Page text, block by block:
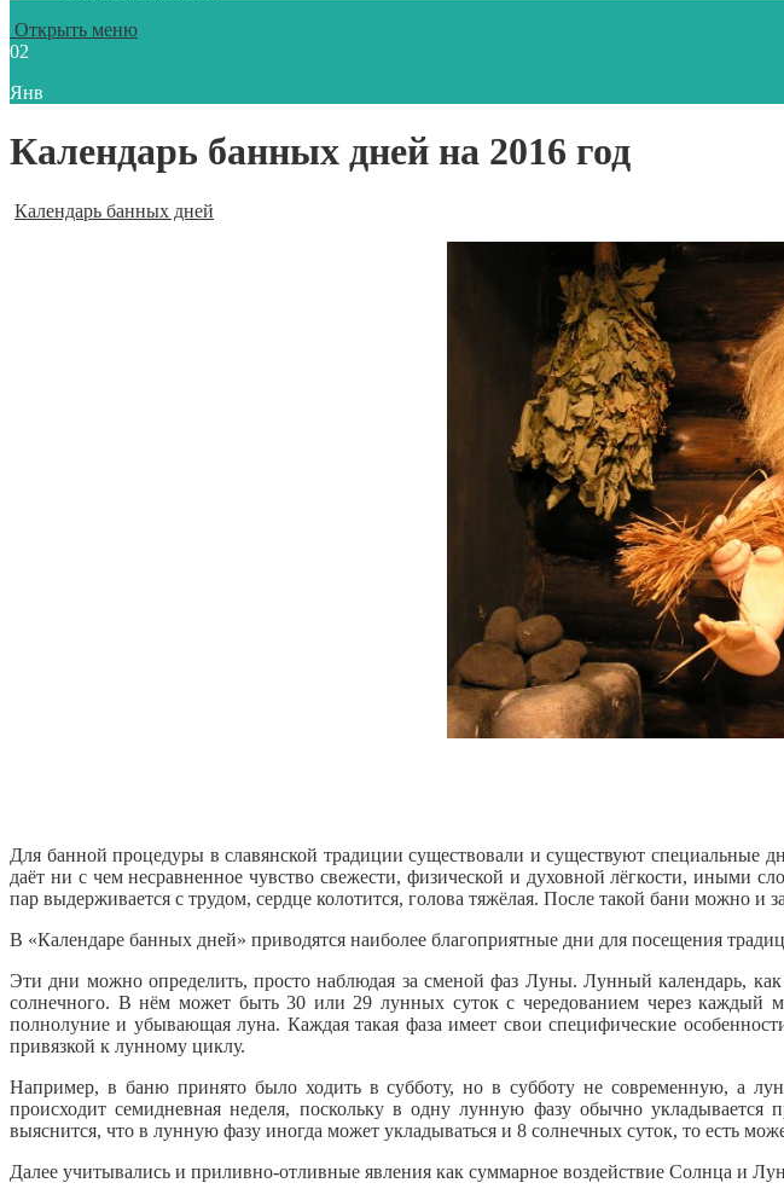
Открыть меню
02
Янв
Календарь банных дней на 2016 год
Календарь банных дней
Для банной процедуры в славянской традиции существовали и существуют специальные
даёт ни с чем несравненное чувство свежести, физической и духовной лёгкости, иными
пар выдерживается с трудом, сердце колотится, голова тяжёлая. После такой бани можно и
В «Календаре банных дней» приводятся наиболее благоприятные дни для посещения
Эти дни можно определить, просто наблюдая за сменой фаз Луны. Лунный календарь,
солнечного. В нём может быть 30 или 29 лунных суток с чередованием через
полнолуние и убывающая луна. Каждая такая фаза имеет свои специфические
привязкой к лунному циклу.
Например, в баню принято было ходить в субботу, но в субботу не современную, а
происходит семидневная неделя, поскольку в одну лунную фазу обычно
выяснится, что в лунную фазу иногда может укладываться и 8 солнечных суток, то есть
Далее учитывались и приливно-отливные явления как суммарное воздействие Солнца и